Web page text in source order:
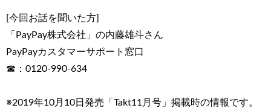
[今回お話を聞いた方]
「PayPay株式会社」の内藤雄斗さん
PayPayカスタマーサポート窓口
☎：0120-990-634
※2019年10月10日発売「Takt11月号」掲載時の情報です。